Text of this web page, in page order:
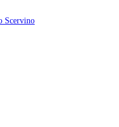
Scervino